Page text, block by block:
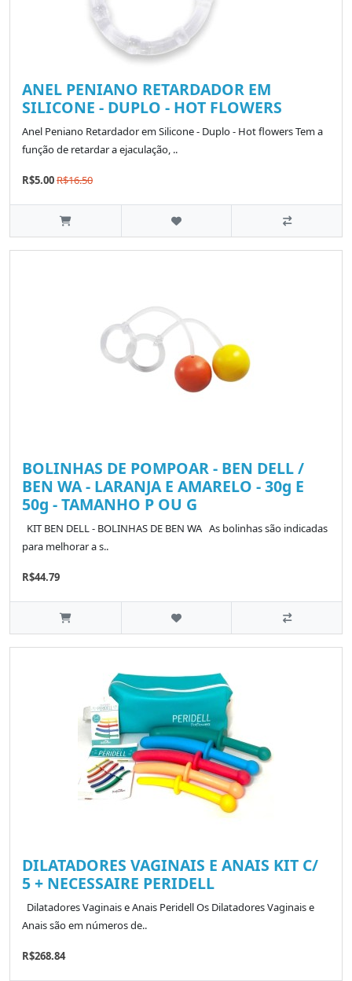
ANEL PENIANO RETARDADOR EM
SILICONE - DUPLO - HOT FLOWERS
Anel Peniano Retardador em Silicone - Duplo - Hot flowers Tem a
função de retardar a ejaculação, ..
R$5.00R$16.50
BOLINHAS DE POMPOAR - BEN DELL /
BEN WA - LARANJA E AMARELO - 30g E
50g - TAMANHO P OU G
KIT BEN DELL - BOLINHAS DE BEN WA As bolinhas são indicadas
para melhorar a s..
R$44.79
DILATADORES VAGINAIS E ANAIS KIT C/
5 + NECESSAIRE PERIDELL
Dilatadores Vaginais e Anais Peridell Os Dilatadores Vaginais e
Anais são em números de..
R$268.84